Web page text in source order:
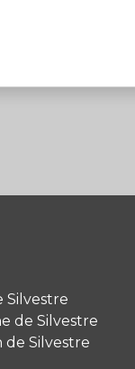
Silvestre
de Silvestre
Silvestre